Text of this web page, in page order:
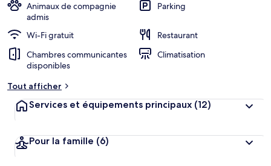
Animaux de compagnie
admis
Parking
Wi-Fi gratuit
Restaurant
Chambres communicantes
disponibles
Climatisation
Tout afficher
Services et équipements principaux (12)
Pour la famille (6)